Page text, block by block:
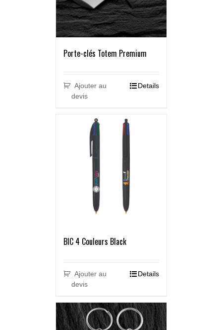
Porte-clés Totem Premium
Ajouter au
devis
Details
BIC 4 Couleurs Black
Ajouter au
devis
Details